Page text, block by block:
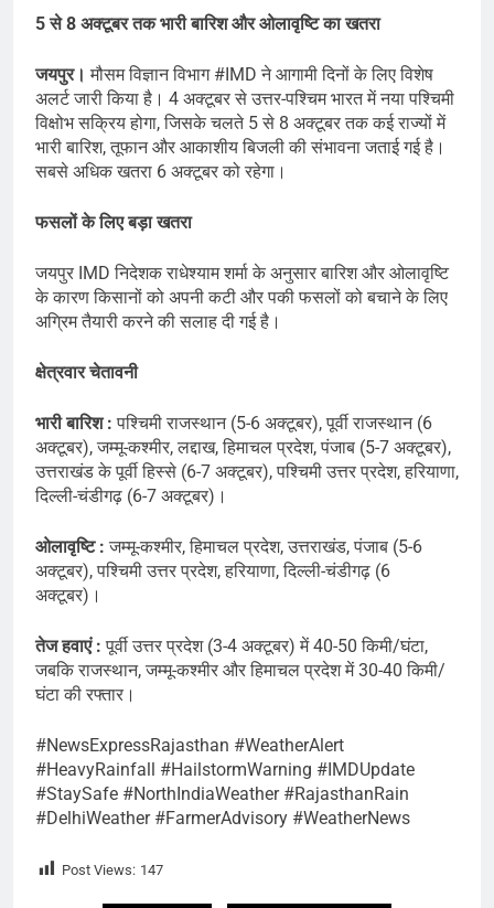
5 से 8 अक्टूबर तक भारी बारिश और ओलावृष्टि का खतरा
जयपुर। मौसम विज्ञान विभाग #IMD ने आगामी दिनों के लिए विशेष
अलर्ट जारी किया है। 4 अक्टूबर से उत्तर-पश्चिम भारत में नया पश्चिमी
विक्षोभ सक्रिय होगा, जिसके चलते 5 से 8 अक्टूबर तक कई राज्यों में
भारी बारिश, तूफान और आकाशीय बिजली की संभावना जताई गई है।
सबसे अधिक खतरा 6 अक्टूबर को रहेगा।
फसलों के लिए बड़ा खतरा
जयपुर IMD निदेशक राधेश्याम शर्मा के अनुसार बारिश और ओलावृष्टि
के कारण किसानों को अपनी कटी और पकी फसलों को बचाने के लिए
अग्रिम तैयारी करने की सलाह दी गई है।
क्षेत्रवार चेतावनी
भारी बारिश :पश्चिमी राजस्थान (5-6 अक्टूबर), पूर्वी राजस्थान (6
अक्टूबर), जम्मू-कश्मीर, लद्दाख, हिमाचल प्रदेश, पंजाब (5-7 अक्टूबर),
उत्तराखंड के पूर्वी हिस्से (6-7 अक्टूबर), पश्चिमी उत्तर प्रदेश, हरियाणा,
दिल्ली-चंडीगढ़ (6-7 अक्टूबर)।
ओलावृष्टि :जम्मू-कश्मीर, हिमाचल प्रदेश, उत्तराखंड, पंजाब (5-6
अक्टूबर), पश्चिमी उत्तर प्रदेश, हरियाणा, दिल्ली-चंडीगढ़ (6
अक्टूबर)।
तेज हवाएं :पूर्वी उत्तर प्रदेश (3-4 अक्टूबर) में 40-50 किमी/घंटा,
जबकि राजस्थान, जम्मू-कश्मीर और हिमाचल प्रदेश में 30-40 किमी/
घंटा की रफ्तार।
#NewsExpressRajasthan #WeatherAlert
#HeavyRainfall #HailstormWarning #IMDUpdate
#StaySafe #NorthIndiaWeather #RajasthanRain
#DelhiWeather #FarmerAdvisory #WeatherNews
Post Views: 147